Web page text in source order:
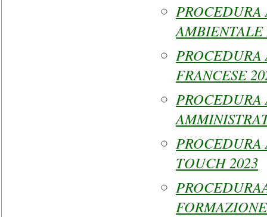
FRANCESE
PROCEDURA
TOUCH 2023